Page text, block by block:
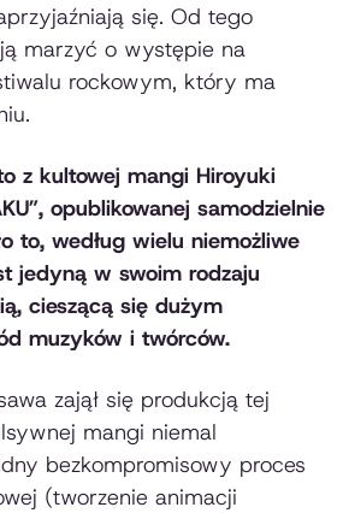
się. Od tego
marzyć o występie na
rockowym, który ma
z kultowej mangi Hiroyuki
opublikowanej samodzielnie
to, według wielu niemożliwe
jedyną w swoim rodzaju
cieszącą się dużym
muzyków i twórców.
zajął się produkcją tej
mangi niemal
bezkompromisowy proces
(tworzenie animacji